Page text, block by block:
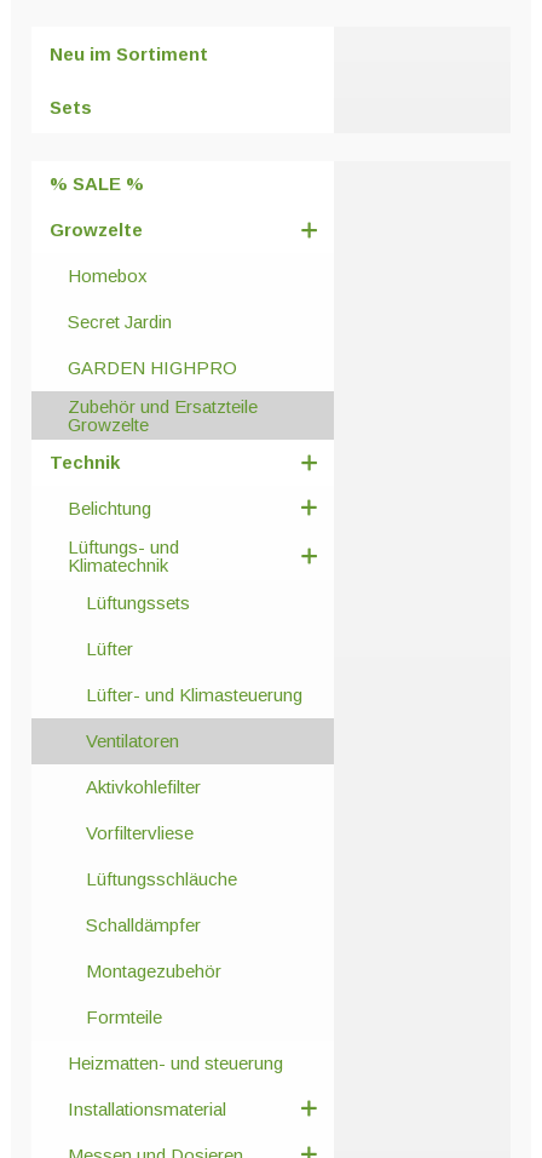
Neu im Sortiment
Sets
% SALE %
Growzelte
Homebox
Secret Jardin
GARDEN HIGHPRO
Zubehör und Ersatzteile
Growzelte
Technik
Belichtung
Lüftungs- und
Klimatechnik
Lüftungssets
Lüfter
Lüfter- und Klimasteuerung
Ventilatoren
Aktivkohlefilter
Vorfiltervliese
Lüftungsschläuche
Schalldämpfer
Montagezubehör
Formteile
Heizmatten- und steuerung
Installationsmaterial